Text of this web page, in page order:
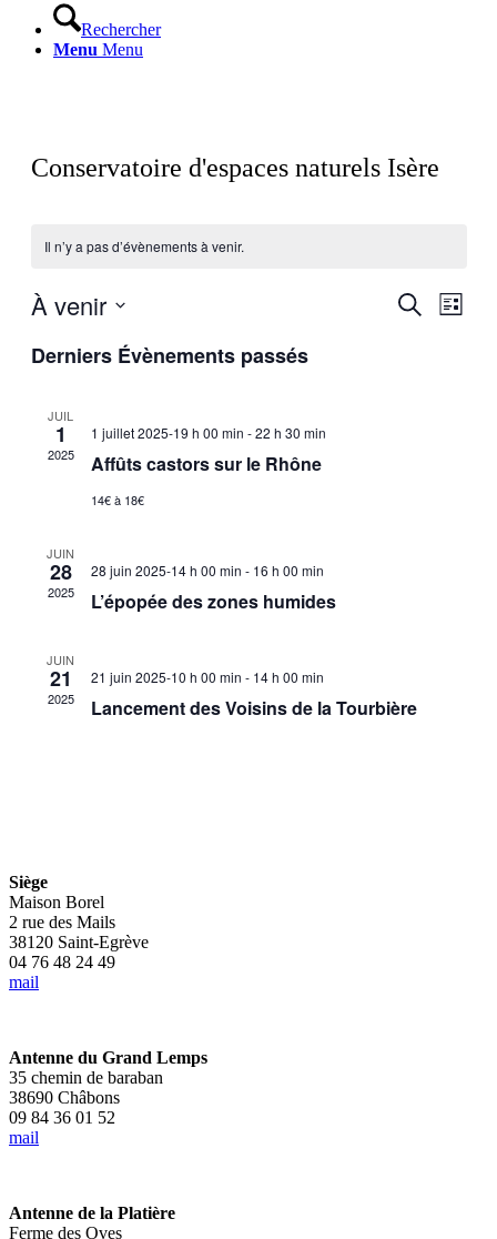
Rechercher
Menu Menu
Conservatoire d'espaces naturels Isère
Il n’y a pas d’évènements à venir.
Recherche
Liste
À venir
une
Derniers Évènements passés
JUIL
1
2025
1 juillet 2025-19 h 00 min -22 h 30 min
Affûts castors sur le Rhône
14€ à 18€
JUIN
28
2025
28 juin 2025-14 h 00 min - 16 h 00 min
L’épopée des zones humides
JUIN
21
2025
21 juin 2025-10 h 00 min - 14 h 00 min
Lancement des Voisins de la Tourbière
Siège
Maison Borel
2 rue des Mails
38120 Saint-Egrève
04 76 48 24 49
mail
Antenne du Grand Lemps
35 chemin de baraban
38690 Châbons
09 84 36 01 52
mail
Antenne de la Platière
Ferme des Oves